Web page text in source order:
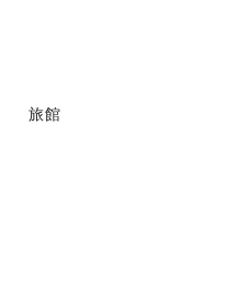
旅館